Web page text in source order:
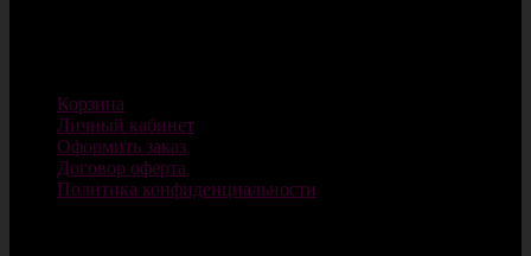
Корзина
Личный кабинет
Оформить заказ
Договор оферта
Политика конфиденциальности